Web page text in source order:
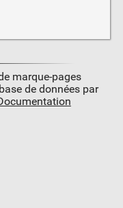
marque-pages
de données par